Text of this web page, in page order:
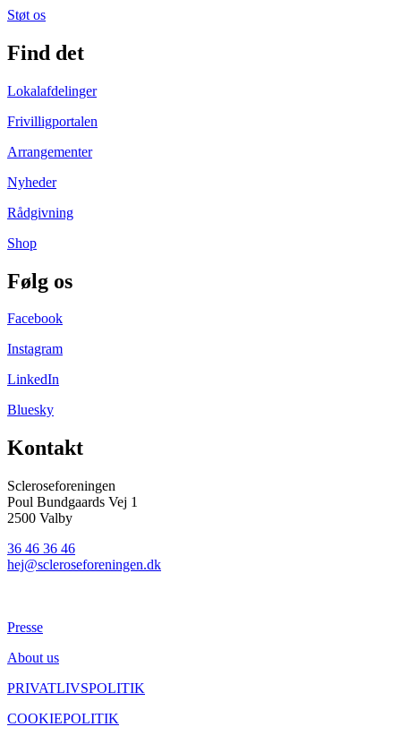
Støt os
Find det
Lokalafdelinger
Frivilligportalen
Arrangementer
Nyheder
Rådgivning
Shop
Følg os
Facebook
Instagram
LinkedIn
Bluesky
Kontakt
Scleroseforeningen
Poul Bundgaards Vej 1
2500 Valby
36 46 36 46
hej@scleroseforeningen.dk
Presse
About us
PRIVATLIVSPOLITIK
COOKIEPOLITIK